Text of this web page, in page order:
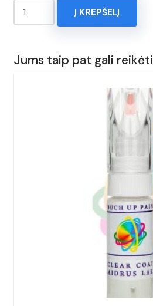
produkto
kiekis:
15ml.
Į KREPŠELĮ
Jums taip pat gali reikėti